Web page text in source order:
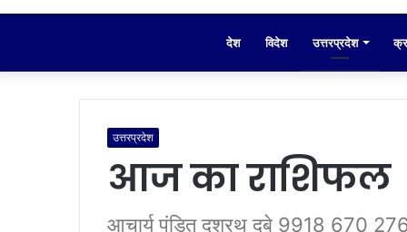
देश विदेश उत्तरप्रदेश
उत्तरप्रदेश
आज का राशिफल
आचार्य पंडित दशरथ दुबे 9918 670